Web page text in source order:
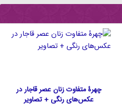
چهرۀ متفاوت زنان عصر قاجار در
عکس‌های رنگی + تصاویر